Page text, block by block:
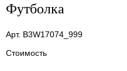
Футболка
Арт. B3W17074_999
Стоимость